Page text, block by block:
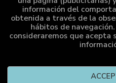
Comandes
Cumio Editora . Tots
información del
obtenida a través de la
hábitos de
consideraremos que acepta